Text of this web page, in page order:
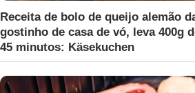
Receita de bolo de queijo alemão
gostinho de casa de vó, leva 400g
45 minutos: Käsekuchen